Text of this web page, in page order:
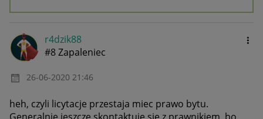
r4dzik88
#8 Zapaleniec
‎26-06-2020 21:46
heh, czyli licytacje przestaja miec prawo bytu.